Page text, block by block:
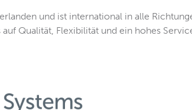
und ist international in alle
Qualität, Flexibilität und ein hohes